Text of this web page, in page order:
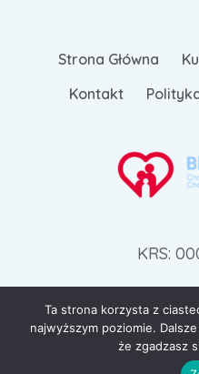
Strona Główna
Kontakt
KRS:
© 2026 zdrowie-
Ta strona korzysta z
najwyższym poziomie.
że zgadzasz